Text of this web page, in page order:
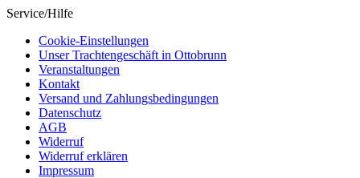
Service/Hilfe
Cookie-Einstellungen
Unser Trachtengeschäft in Ottobrunn
Veranstaltungen
Kontakt
Versand und Zahlungsbedingungen
Datenschutz
AGB
Widerruf
Widerruf erklären
Impressum